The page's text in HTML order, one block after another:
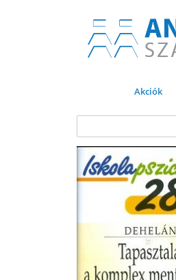
Akciók